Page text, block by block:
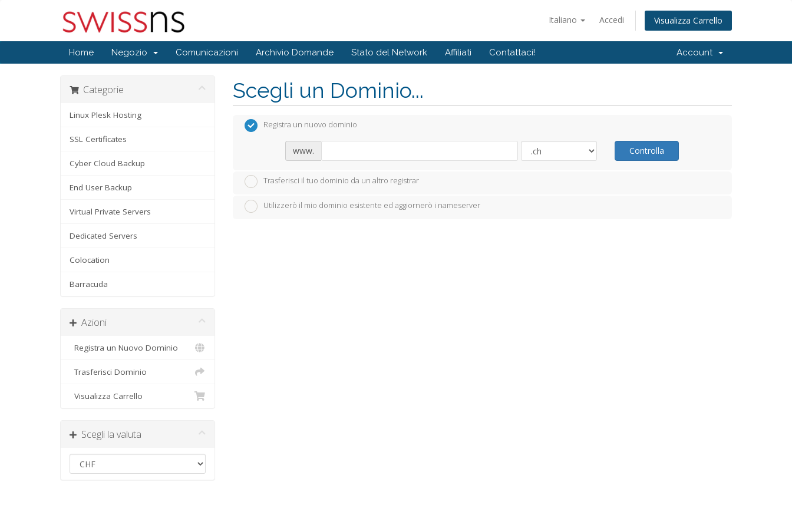
Italiano Accedi Visualizza Carrello
Home Negozio Comunicazioni Archivio Domande Stato del Network Affiliati Contattaci! Account
Categorie
Linux Plesk Hosting
SSL Certificates
Cyber Cloud Backup
End User Backup
Virtual Private Servers
Dedicated Servers
Colocation
Barracuda
Azioni
Registra un Nuovo Dominio
Trasferisci Dominio
Visualizza Carrello
Scegli la valuta
Scegli un Dominio...
Registra un nuovo dominio
www. Controlla
Trasferisci il tuo dominio da un altro registrar
Utilizzerò il mio dominio esistente ed aggiornerò i nameserver